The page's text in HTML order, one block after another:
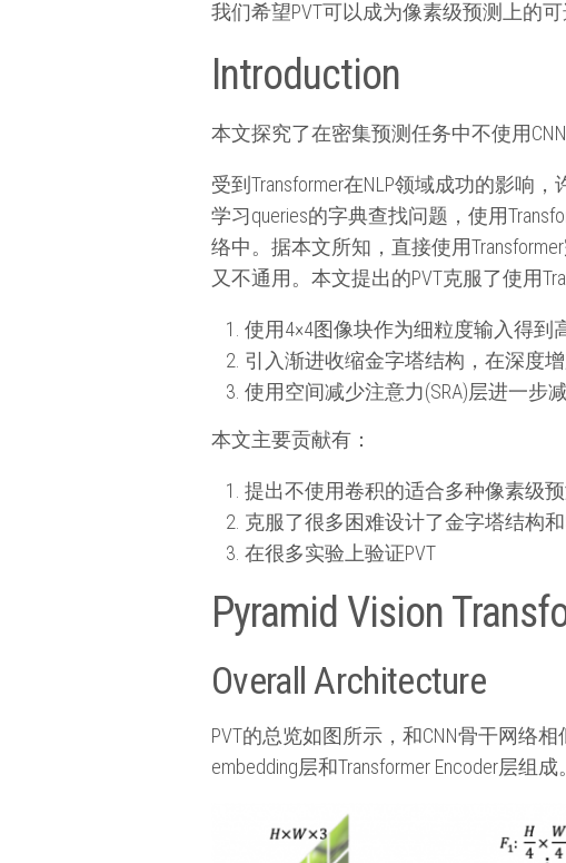
我们希望PVT可以成为像素级预测上的
Introduction
本文探究了在密集预测任务中不使用
受到Transformer在NLP领域成功的影响
学习queries的字典查找问题，使用
络中。据本文所知，直接使用
又不通用。本文提出的PVT克服了使用
使用4×4图像块作为细粒度输入得
引入渐进收缩金字塔结构，在深度
使用空间减少注意力(SRA)层进一步
本文主要贡献有：
提出不使用卷积的适合多种像素级
克服了很多困难设计了金字塔结构和
在很多实验上验证PVT
Pyramid Vision
Overall Architecture
PVT的总览如图所示，和CNN骨干网络
embedding层和Transformer Encoder层组成。